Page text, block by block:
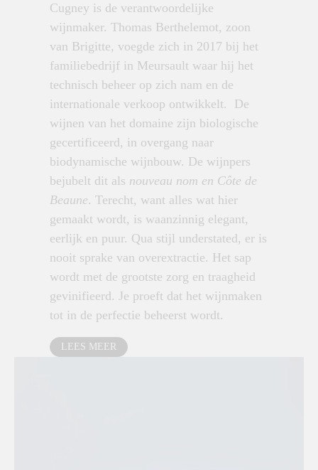
Cugney is de verantwoordelijke
wijnmaker. Thomas Berthelemot, zoon
van Brigitte, voegde zich in 2017 bij het
familiebedrijf in Meursault waar hij het
technisch beheer op zich nam en de
internationale verkoop ontwikkelt. De
wijnen van het domaine zijn biologische
gecertificeerd, in overgang naar
biodynamische wijnbouw. De wijnpers
bejubelt dit als nouveau nom en Côte de
Beaune. Terecht, want alles wat hier
gemaakt wordt, is waanzinnig elegant,
eerlijk en puur. Qua stijl understated, er is
nooit sprake van overextractie. Het sap
wordt met de grootste zorg en traagheid
gevinifieerd. Je proeft dat het wijnmaken
tot in de perfectie beheerst wordt.
LEES MEER